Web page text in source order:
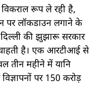
विकराल रूप ले रही है,
पर लॉकडाउन लगाने के
की झुझारू सरकार
चाहती है। एक आरटीआई से
तीन महीने में यानि
पर 150 करोड़